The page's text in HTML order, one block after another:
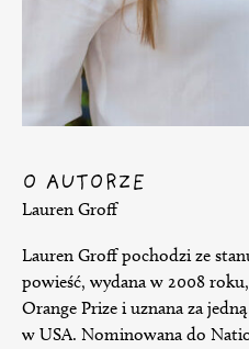
O AUTORZE
Lauren Groff
Lauren Groff pochodzi ze
powieść, wydana w 2008
Orange Prize i uznana za
w USA. Nominowana do